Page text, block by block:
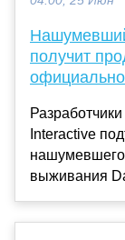
получит
Interactive
нашумевшего
выживания